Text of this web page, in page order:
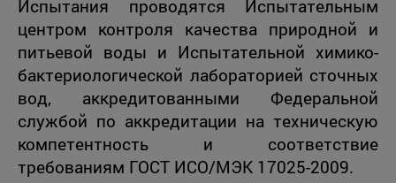
Испытания проводятся Испытательным
центром контроля качества природной и
питьевой воды и Испытательной химико-
бактериологической лабораторией сточных
вод, аккредитованными Федеральной
службой по аккредитации на техническую
компетентность и соответствие
требованиям ГОСТ ИСО/МЭК 17025-2009.